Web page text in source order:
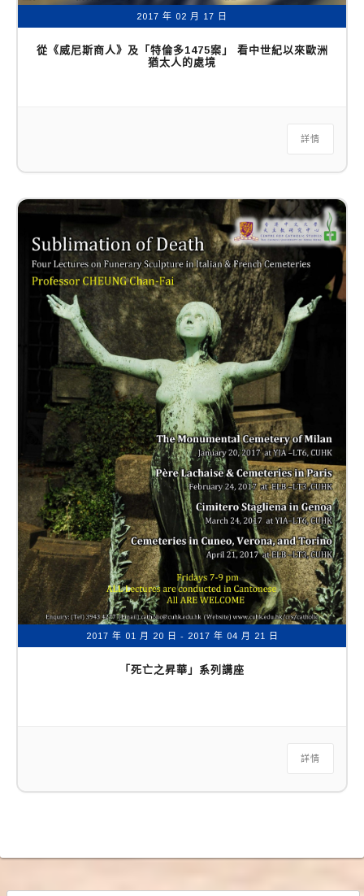
2017 年 02 月 17 日
從《威尼斯商人》及「特倫多1475案」 看中世紀以來歐洲
猶太人的處境
詳情
2017 年 01 月 20 日 - 2017 年 04 月 21 日
「死亡之昇華」系列講座
詳情